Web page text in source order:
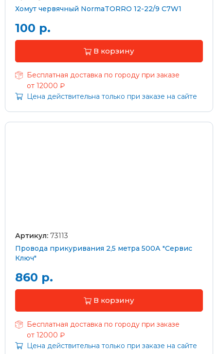
Хомут червячный NormaTORRO 12-22/9 C7W1
100 р.
В корзину
Бесплатная доставка по городу при заказе
от 12000 ₽
Цена действительна только при заказе на сайте
Артикул: 73113
Провода прикуривания 2,5 метра 500А "Сервис
Ключ"
860 р.
В корзину
Бесплатная доставка по городу при заказе
от 12000 ₽
Цена действительна только при заказе на сайте